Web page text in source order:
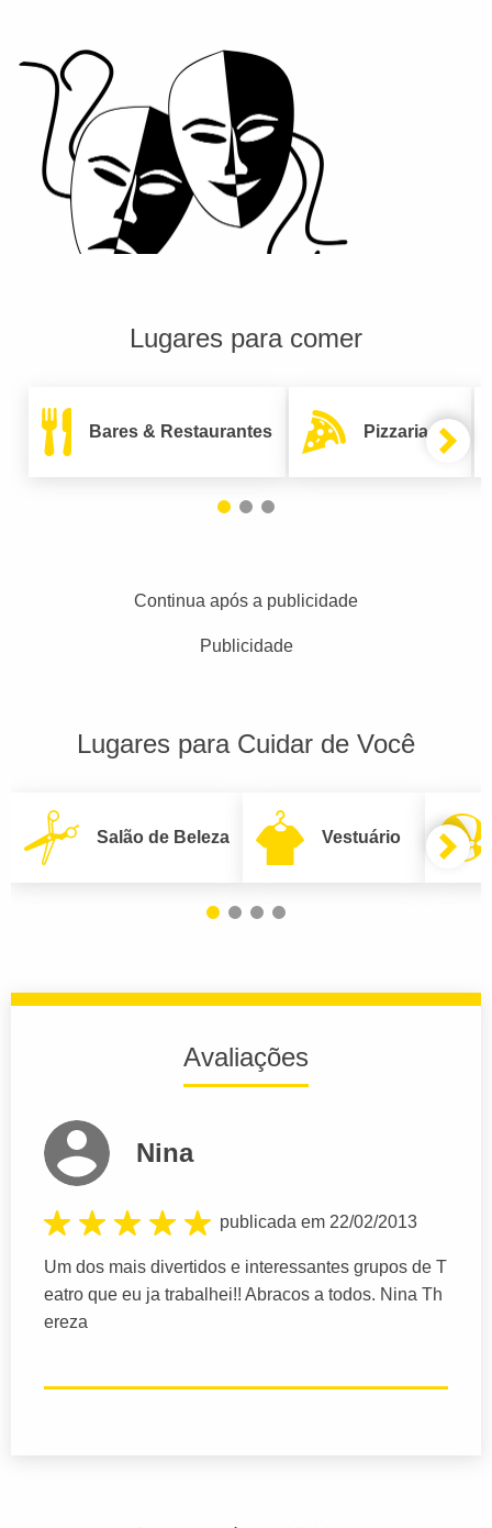
Lugares para comer
Bares & Restaurantes Pizzarias
Continua após a publicidade
Publicidade
Lugares para Cuidar de Você
Salão de Beleza Vestuário
Avaliações
Nina
publicada em 22/02/2013
Um dos mais divertidos e interessantes grupos de T
eatro que eu ja trabalhei!! Abracos a todos. Nina Th
ereza